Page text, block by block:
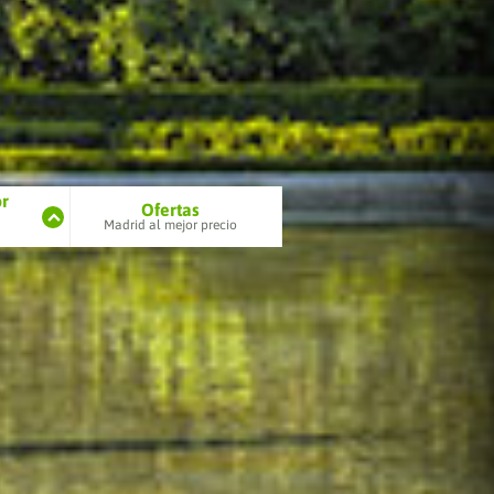
festivo Ofertas
Madrid al mejor precio